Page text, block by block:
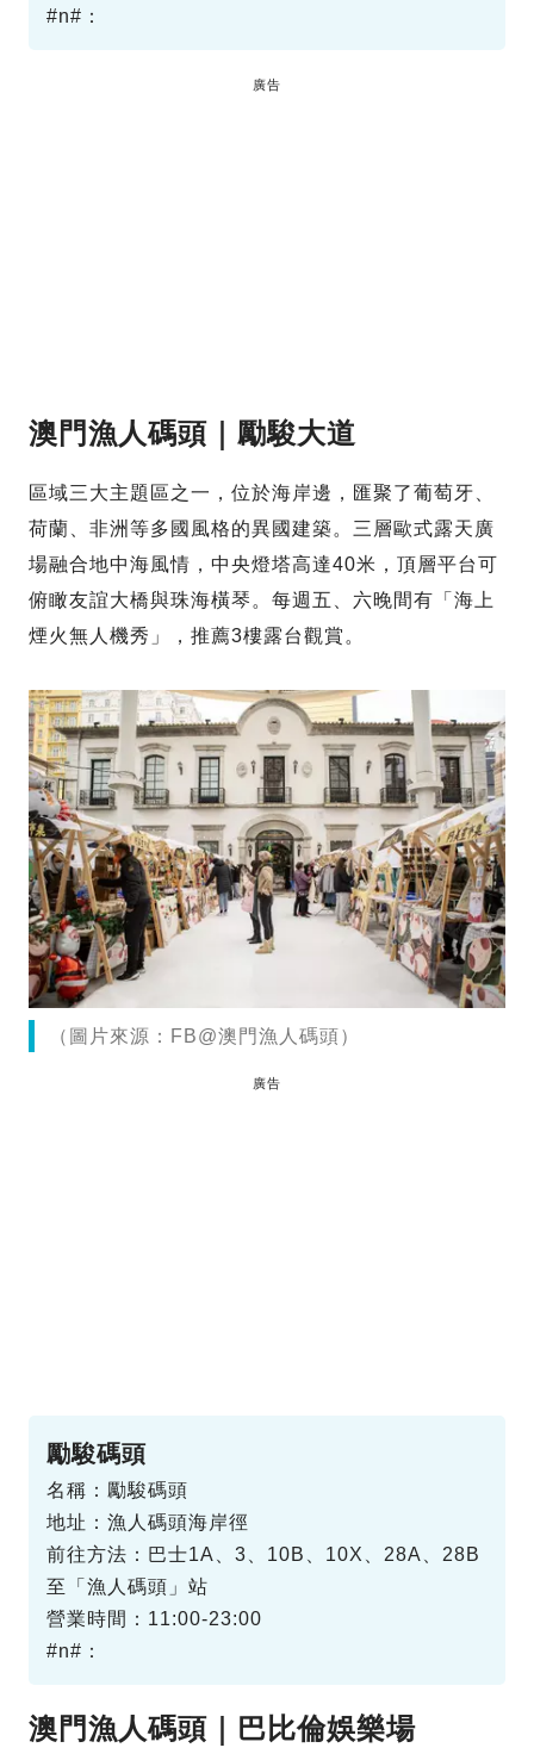
#n#：
廣告
澳門漁人碼頭｜勵駿大道
區域三大主題區之一，位於海岸邊，匯聚了葡萄牙、
荷蘭、非洲等多國風格的異國建築。三層歐式露天廣
場融合地中海風情，中央燈塔高達40米，頂層平台可
俯瞰友誼大橋與珠海橫琴。每週五、六晚間有「海上
煙火無人機秀」，推薦3樓露台觀賞。
（圖片來源：FB@澳門漁人碼頭）
廣告
勵駿碼頭
名稱：勵駿碼頭
地址：漁人碼頭海岸徑
前往方法：巴士1A、3、10B、10X、28A、28B
至「漁人碼頭」站
營業時間：11:00-23:00
#n#：
澳門漁人碼頭｜巴比倫娛樂場